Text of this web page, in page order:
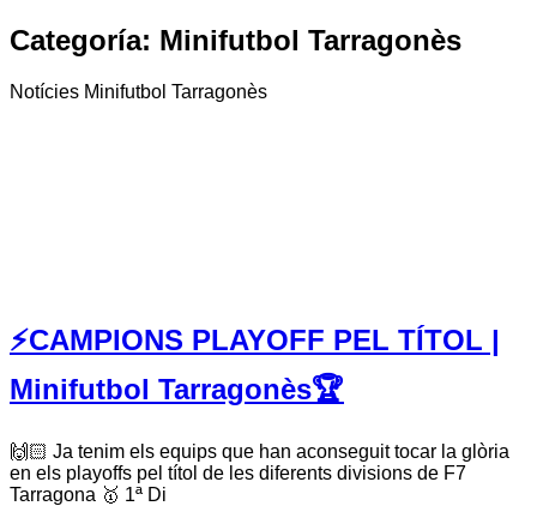
Categoría: Minifutbol Tarragonès
Notícies Minifutbol Tarragonès
⚡️CAMPIONS PLAYOFF PEL TÍTOL |
Minifutbol Tarragonès🏆
🙌🏻 Ja tenim els equips que han aconseguit tocar la glòria
en els playoffs pel títol de les diferents divisions de F7
Tarragona 🥇 1ª Di